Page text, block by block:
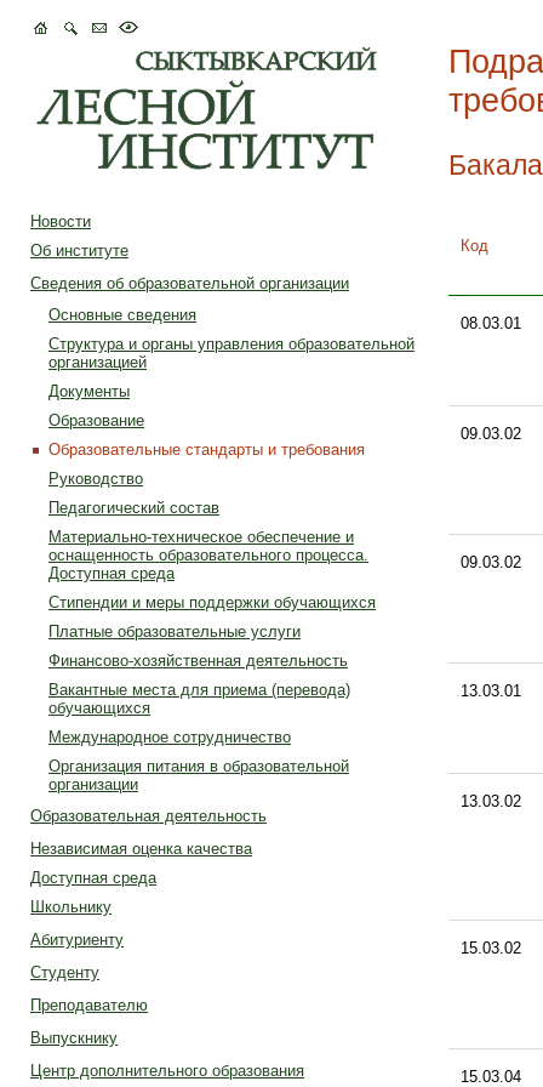
Новости
Об институте
Сведения об образовательной организации
Основные сведения
Структура и органы управления образовательной
организацией
Документы
Образование
Образовательные стандарты и требования
Руководство
Педагогический состав
Материально-техническое обеспечение и
оснащенность образовательного процесса.
Доступная среда
Стипендии и меры поддержки обучающихся
Платные образовательные услуги
Финансово-хозяйственная деятельность
Вакантные места для приема (перевода)
обучающихся
Международное сотрудничество
Организация питания в образовательной
организации
Образовательная деятельность
Независимая оценка качества
Доступная среда
Школьнику
Абитуриенту
Студенту
Преподавателю
Выпускнику
Центр дополнительного образования
Код
08.03.01
09.03.02
09.03.02
13.03.01
13.03.02
15.03.02
15.03.04